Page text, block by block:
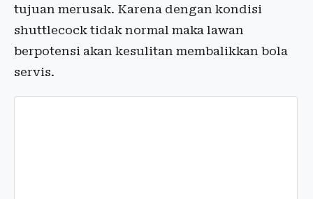
tujuan merusak. Karena dengan kondisi
shuttlecock tidak normal maka lawan
berpotensi akan kesulitan membalikkan bola
servis.